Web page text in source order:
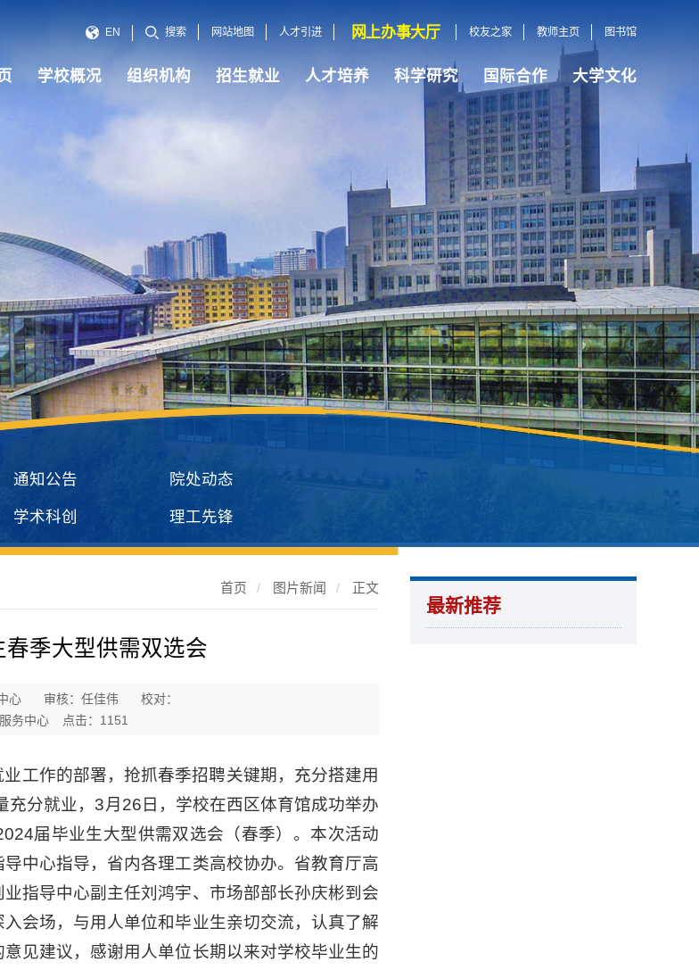
EN 搜索 网站地图 人才引进 网上办事大厅 校友之家 教师主页 图书馆
学校概况 组织机构 招生就业 人才培养 科学研究 国际合作 大学文化
通知公告 院处动态
学术科创 理工先锋
首页 / 图片新闻 / 正文
季大型供需双选会
心 审核：任佳伟
校对：
务中心 点击： 1151
工作的部署，抢抓春季招聘关键期，充分搭建用
分就业，3月26日，学校在西区体育馆成功举办
届毕业生大型供需双选会（春季）。本次活动
中心指导，省内各理工类高校协办。省教育厅高
指导中心副主任刘鸿宇、市场部部长孙庆彬到会
会场，与用人单位和毕业生亲切交流，认真了解
见建议，感谢用人单位长期以来对学校毕业生的
最新推荐